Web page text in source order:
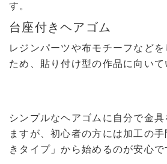
す。
台座付きヘアゴム
レジンパーツや布モチーフなど
ため、貼り付け型の作品に向いて
シンプルなヘアゴムに自分で金具
ますが、初心者の方には加工の
きタイプ」から始めるのが安心で